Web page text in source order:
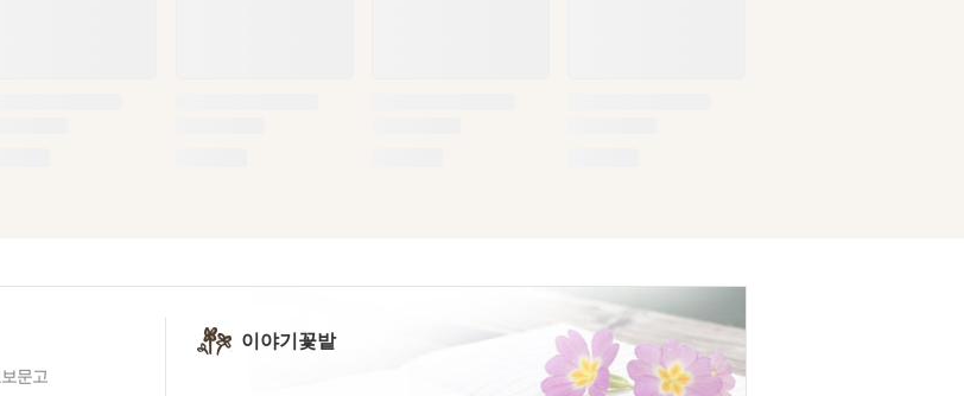
문고
이야기꽃밭